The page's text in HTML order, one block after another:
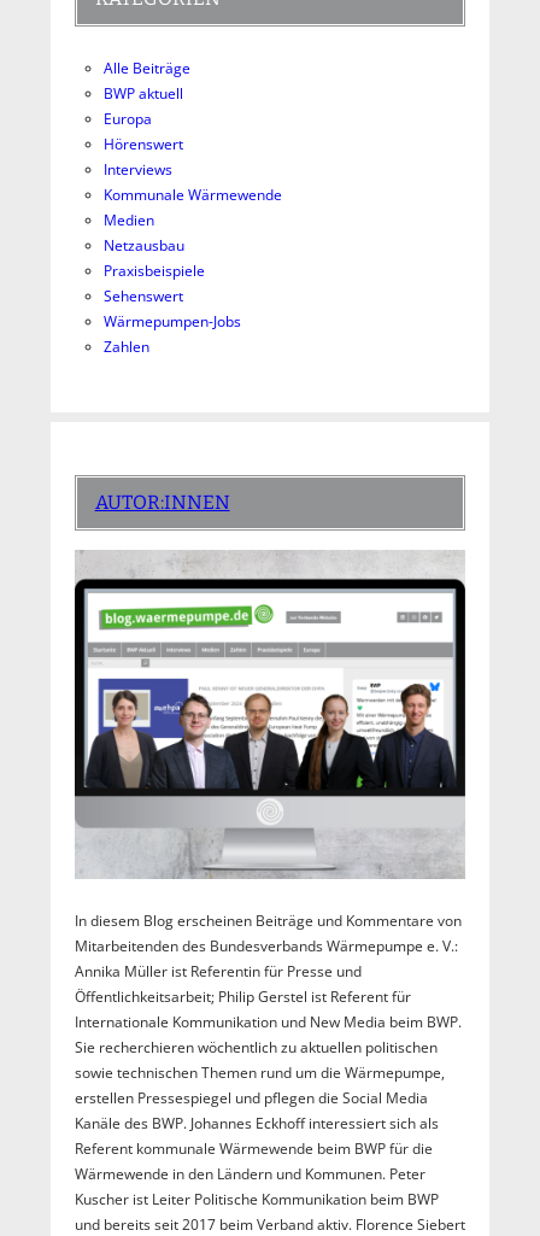
Alle Beiträge
BWP aktuell
Europa
Hörenswert
Interviews
Kommunale Wärmewende
Medien
Netzausbau
Praxisbeispiele
Sehenswert
Wärmepumpen-Jobs
Zahlen
AUTOR:INNEN
In diesem Blog erscheinen Beiträge und Kommentare von
Mitarbeitenden des Bundesverbands Wärmepumpe e. V.:
Annika Müller ist Referentin für Presse und
Öffentlichkeitsarbeit; Philip Gerstel ist Referent für
Internationale Kommunikation und New Media beim BWP.
Sie recherchieren wöchentlich zu aktuellen politischen
sowie technischen Themen rund um die Wärmepumpe,
erstellen Pressespiegel und pflegen die Social Media
Kanäle des BWP. Johannes Eckhoff interessiert sich als
Referent kommunale Wärmewende beim BWP für die
Wärmewende in den Ländern und Kommunen. Peter
Kuscher ist Leiter Politische Kommunikation beim BWP
und bereits seit 2017 beim Verband aktiv. Florence Siebert